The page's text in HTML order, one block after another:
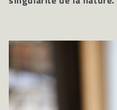
o
n
: